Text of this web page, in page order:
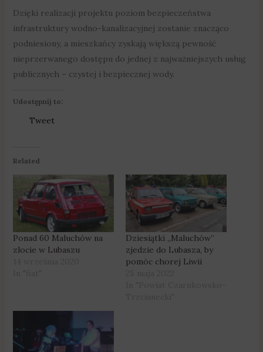
Dzięki realizacji projektu poziom bezpieczeństwa
infrastruktury wodno-kanalizacyjnej zostanie znacząco
podniesiony, a mieszkańcy zyskają większą pewność
nieprzerwanego dostępu do jednej z najważniejszych usług
publicznych – czystej i bezpiecznej wody.
Udostępnij to:
Tweet
Related
Ponad 60 Maluchów na
zlocie w Lubaszu
Dziesiątki „Maluchów”
zjedzie do Lubasza, by
pomóc chorej Liwii